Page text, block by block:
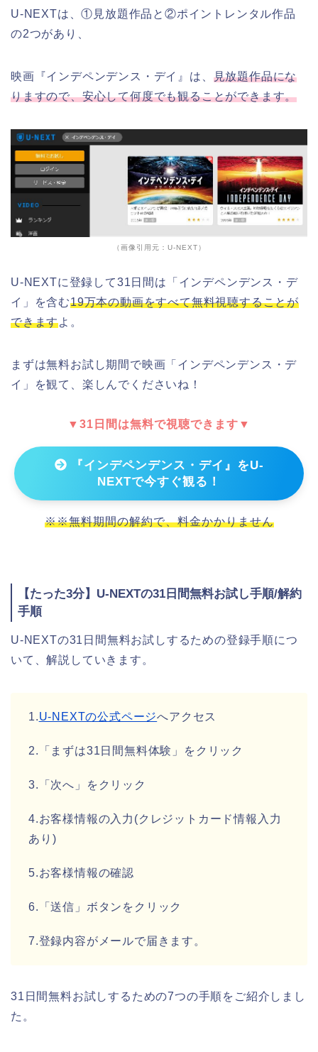
U-NEXTは、①見放題作品と②ポイントレンタル作品
の2つがあり、
映画『インデペンデンス・デイ』は、 見放題作品にな
りますので、安心して何度でも観ることができます。
（画像引用元：U-NEXT）
U-NEXTに登録して31日間は「インデペンデンス・デ
イ」を含む19万本の動画をすべて無料視聴することが
できますよ。
まずは無料お試し期間で映画「インデペンデンス・デ
イ」を観て、楽しんでくださいね！
▼31日間は無料で視聴できます▼
『インデペンデンス・デイ』をU-
NEXTで今すぐ観る！
※※無料期間の解約で、料金かかりません
【たった3分】U-NEXTの31日間無料お試し手順/解約
手順
U-NEXTの31日間無料お試しするための登録手順につ
いて、解説していきます。
1.U-NEXTの公式ページへアクセス
2.「まずは31日間無料体験」をクリック
3.「次へ」をクリック
4.お客様情報の入力(クレジットカード情報入力
あり)
5.お客様情報の確認
6.「送信」ボタンをクリック
7.登録内容がメールで届きます。
31日間無料お試しするための7つの手順をご紹介しまし
た。